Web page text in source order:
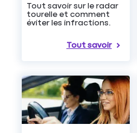
Tout savoir sur le radar
tourelle et comment
éviter les infractions.
Tout savoir